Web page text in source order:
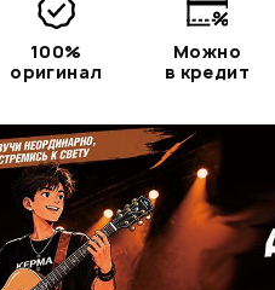
100%
оригинал
Можно
в кредит